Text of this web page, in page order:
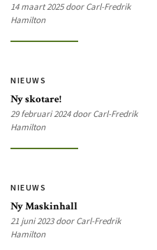
14 maart 2025 door Carl-Fredrik
Hamilton
NIEUWS
Ny skotare!
29 februari 2024 door Carl-Fredrik
Hamilton
NIEUWS
Ny Maskinhall
21 juni 2023 door Carl-Fredrik
Hamilton